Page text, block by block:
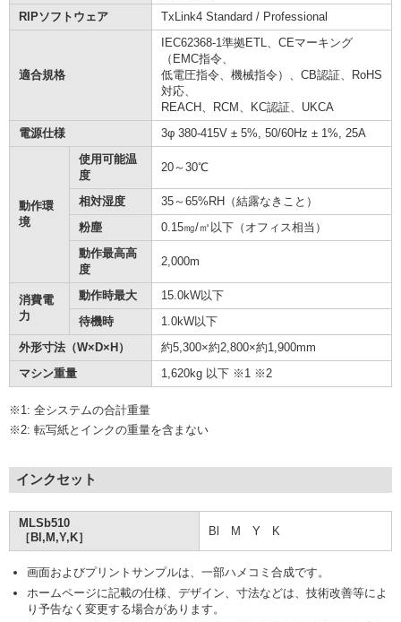
RIPソフトウェア
TxLink4 Standard / Professional
適合規格
IEC62368-1準拠ETL、CEマーキング
（EMC指令、
低電圧指令、機械指令）、CB認証、RoHS
対応、
REACH、RCM、KC認証、UKCA
電源仕様
3φ 380-415V ± 5%, 50/60Hz ± 1%, 25A
動作環
境
使用可能温
度
20～30℃
相対湿度
35～65%RH（結露なきこと）
粉塵
0.15㎎/㎥以下（オフィス相当）
動作最高高
度
2,000m
消費電
力
動作時最大
15.0kW以下
待機時
1.0kW以下
外形寸法（W×D×H）
約5,300×約2,800×約1,900mm
マシン重量
1,620kg 以下 ※1 ※2
※1: 全システムの合計重量
※2: 転写紙とインクの重量を含まない
インクセット
MLSb510
［Bl,M,Y,K］
Bl M Y K
画面およびプリントサンプルは、一部ハメコミ合成です。
ホームページに記載の仕様、デザイン、寸法などは、技術改善等によ
り予告なく変更する場合があります。